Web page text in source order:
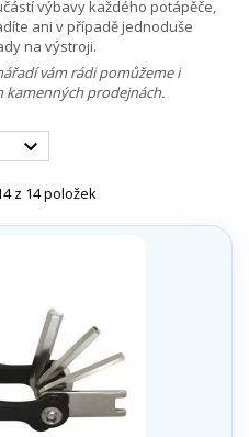
výbavy každého potápěče,
ani v případě jednoduše
na výstroji.
vám rádi pomůžeme i
kamenných prodejnách.

z 14 položek